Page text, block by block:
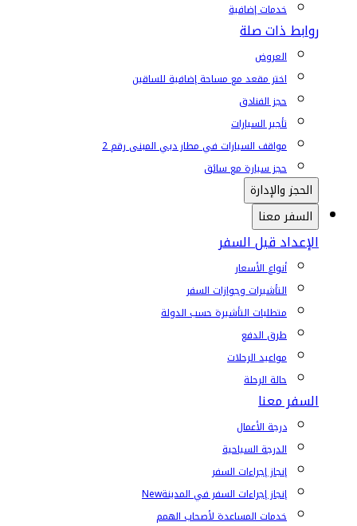
خدمات إضافية
روابط ذات صلة
العروض
اختر مقعد مع مساحة إضافية للساقين
حجز الفنادق
تأجير السيارات
مواقف السيارات في مطار دبي المبنى رقم 2
حجز سيارة مع سائق
الحجز والإدارة
السفر معنا
الإعداد قبل السفر
أنواع الأسعار
التأشيرات وجوازات السفر
متطلبات التأشيرة حسب الدولة
طرق الدفع
مواعيد الرحلات
حالة الرحلة
السفر معنا
درجة الأعمال
الدرجة السياحية
إنجاز إجراءات السفر
إنجاز إجراءات السفر في المدينةNew
خدمات المساعدة لأصحاب الهمم